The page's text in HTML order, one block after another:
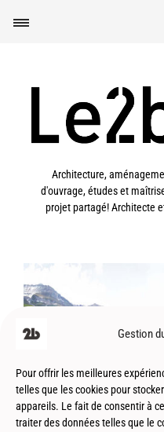
Gestion
Pour offrir les meilleures
telles que les cookies pour
appareils. Le fait de consentir à
traiter des données telles que le
Architecture,
d'ouvrage, études et
projet partagé! Architecte
Col du Soulor
© 2026Le2bis Atelier |